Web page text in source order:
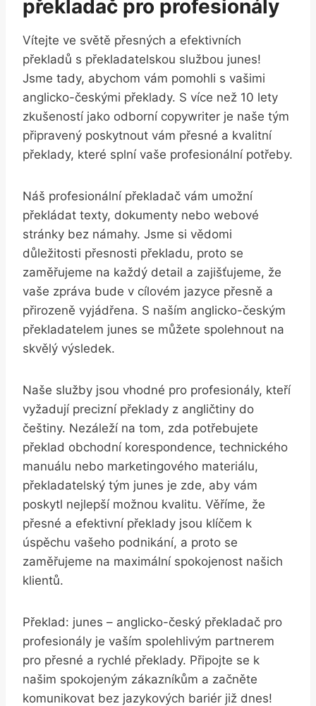
překladač⁢ pro profesionály
Vítejte ve světě přesných⁢ a efektivních
překladů s překladatelskou⁣ službou junes!
Jsme tady, abychom‍ vám pomohli s vašimi​
anglicko-českými ⁣překlady. S více než 10 lety
zkušeností jako odborní copywriter⁣ je naše ⁣tým
připravený​ poskytnout vám přesné a kvalitní‌
překlady, které splní vaše ‍profesionální ⁢potřeby.
Náš profesionální překladač vám umožní
překládat​ texty, dokumenty nebo webové
stránky​ bez námahy. Jsme ⁣si vědomi
⁢důležitosti přesnosti překladu,⁣ proto​ se
⁢zaměřujeme na každý ‌detail a zajišťujeme, ⁢že
vaše zpráva bude v cílovém jazyce přesně a
přirozeně vyjádřena. S naším anglicko-českým
⁣překladatelem junes ⁢se ‌můžete ​spolehnout na
skvělý výsledek.
Naše⁣ služby ⁢jsou vhodné ‍pro‍ profesionály, kteří
​vyžadují precizní překlady ​z‌ angličtiny do
češtiny. Nezáleží na tom, zda potřebujete
překlad obchodní korespondence, technického
manuálu nebo marketingového⁢ materiálu,
‌překladatelský⁢ tým ‌junes je zde, aby vám
⁢poskytl⁣ nejlepší ​možnou kvalitu. Věříme, že
přesné a⁢ efektivní překlady jsou klíčem k
úspěchu vašeho‍ podnikání, a proto se
zaměřujeme na ⁢maximální spokojenost našich
klientů.
Překlad: junes – anglicko-český překladač​ pro​
profesionály je‌ vaším ‌spolehlivým partnerem ​
pro ​přesné a rychlé ​překlady. Připojte se k
‌našim spokojeným ⁣zákazníkům a začněte
komunikovat bez⁤ jazykových bariér​ již dnes!